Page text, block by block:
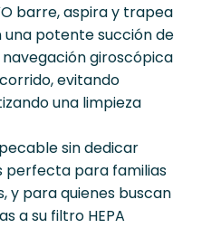
barre, aspira y trapea
potente succión de
giroscópica
evitando
una limpieza
sin dedicar
perfecta para familias
y para quienes buscan
a su filtro HEPA